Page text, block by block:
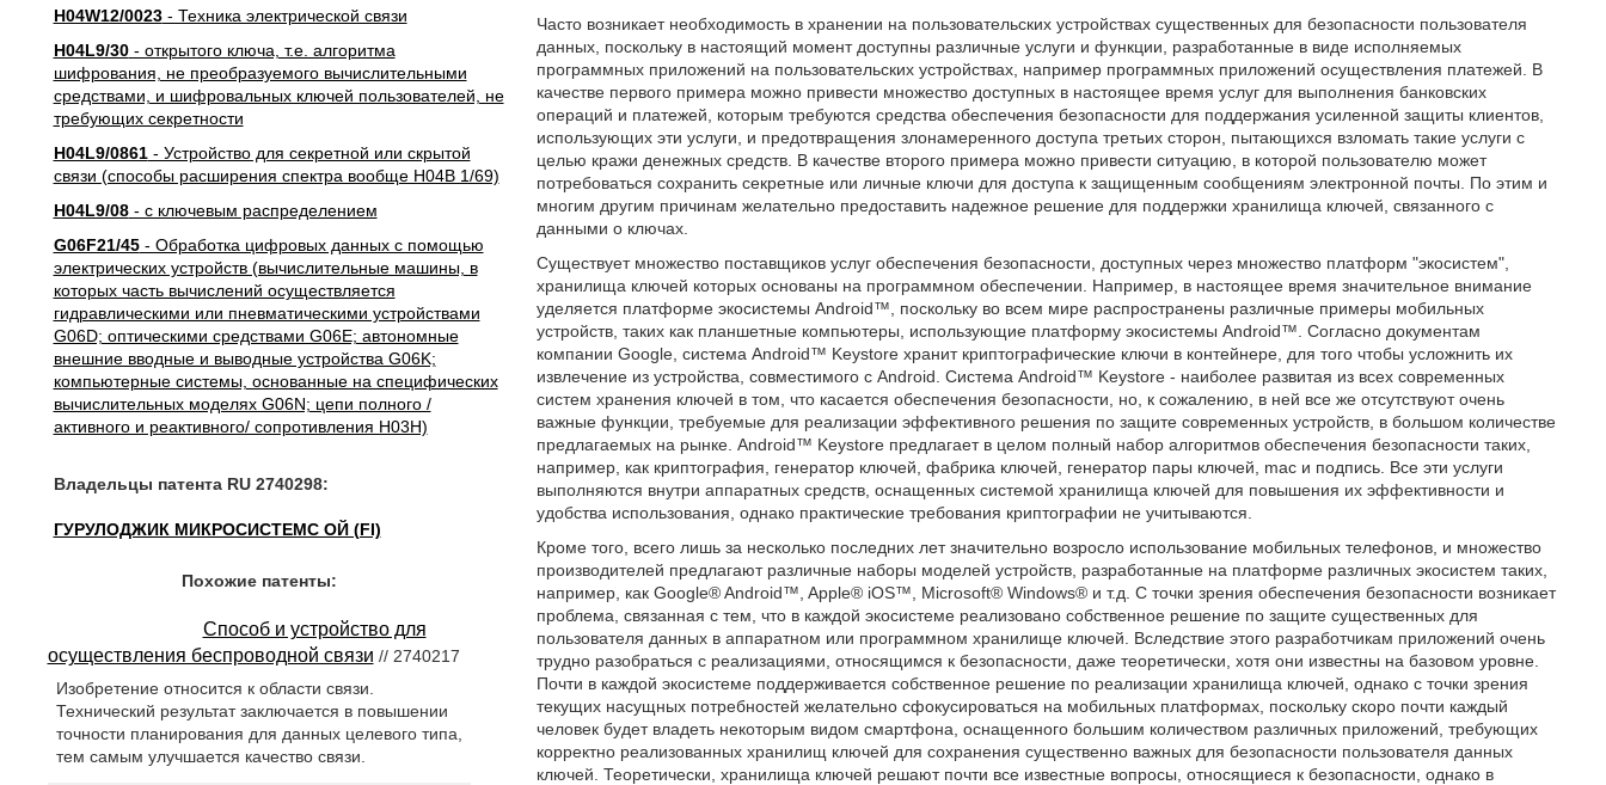
H04W12/0023- Техника электрической связи
H04L9/30- открытого ключа, т.е. алгоритма
шифрования, не преобразуемого вычислительными
средствами, и шифровальных ключей пользователей, не
требующих секретности
H04L9/0861- Устройство для секретной или скрытой
связи (способы расширения спектра вообще H04B 1/69)
H04L9/08- с ключевым распределением
G06F21/45- Обработка цифровых данных с помощью
электрических устройств (вычислительные машины, в
которых часть вычислений осуществляется
гидравлическими или пневматическими устройствами
G06D; оптическими средствами G06E; автономные
внешние вводные и выводные устройства G06K;
компьютерные системы, основанные на специфических
вычислительных моделях G06N; цепи полного /
активного и реактивного/ сопротивления H03H)
Владельцы патента RU 2740298:
ГУРУЛОДЖИК МИКРОСИСТЕМС ОЙ (FI)
Часто возникает необходимость в хранении на пользовательских устройствах существенных для безопасности пользователя
данных, поскольку в настоящий момент доступны различные услуги и функции, разработанные в виде исполняемых
программных приложений на пользовательских устройствах, например программных приложений осуществления платежей. В
качестве первого примера можно привести множество доступных в настоящее время услуг для выполнения банковских
операций и платежей, которым требуются средства обеспечения безопасности для поддержания усиленной защиты клиентов,
использующих эти услуги, и предотвращения злонамеренного доступа третьих сторон, пытающихся взломать такие услуги с
целью кражи денежных средств. В качестве второго примера можно привести ситуацию, в которой пользователю может
потребоваться сохранить секретные или личные ключи для доступа к защищенным сообщениям электронной почты. По этим и
многим другим причинам желательно предоставить надежное решение для поддержки хранилища ключей, связанного с
данными о ключах.
Существует множество поставщиков услуг обеспечения безопасности, доступных через множество платформ "экосистем",
хранилища ключей которых основаны на программном обеспечении. Например, в настоящее время значительное внимание
уделяется платформе экосистемы Android™, поскольку во всем мире распространены различные примеры мобильных
устройств, таких как планшетные компьютеры, использующие платформу экосистемы Android™. Согласно документам
компании Google, система Android™ Keystore хранит криптографические ключи в контейнере, для того чтобы усложнить их
извлечение из устройства, совместимого с Android. Система Android™ Keystore - наиболее развитая из всех современных
систем хранения ключей в том, что касается обеспечения безопасности, но, к сожалению, в ней все же отсутствуют очень
важные функции, требуемые для реализации эффективного решения по защите современных устройств, в большом количестве
предлагаемых на рынке. Android™ Keystore предлагает в целом полный набор алгоритмов обеспечения безопасности таких,
например, как криптография, генератор ключей, фабрика ключей, генератор пары ключей, mac и подпись. Все эти услуги
выполняются внутри аппаратных средств, оснащенных системой хранилища ключей для повышения их эффективности и
удобства использования, однако практические требования криптографии не учитываются.
Кроме того, всего лишь за несколько последних лет значительно возросло использование мобильных телефонов, и множество
производителей предлагают различные наборы моделей устройств, разработанные на платформе различных экосистем таких,
например, как Google® Android™, Apple® iOS™, Microsoft® Windows® и т.д. С точки зрения обеспечения безопасности возникает
проблема, связанная с тем, что в каждой экосистеме реализовано собственное решение по защите существенных для
пользователя данных в аппаратном или программном хранилище ключей. Вследствие этого разработчикам приложений очень
трудно разобраться с реализациями, относящимся к безопасности, даже теоретически, хотя они известны на базовом уровне.
Почти в каждой экосистеме поддерживается собственное решение по реализации хранилища ключей, однако с точки зрения
текущих насущных потребностей желательно сфокусироваться на мобильных платформах, поскольку скоро почти каждый
человек будет владеть некоторым видом смартфона, оснащенного большим количеством различных приложений, требующих
корректно реализованных хранилищ ключей для сохранения существенно важных для безопасности пользователя данных
ключей. Теоретически, хранилища ключей решают почти все известные вопросы, относящиеся к безопасности, однако в
Похожие патенты:
Способ и устройство для
осуществления беспроводной связи // 2740217
Изобретение относится к области связи.
Технический результат заключается в повышении
точности планирования для данных целевого типа,
тем самым улучшается качество связи.